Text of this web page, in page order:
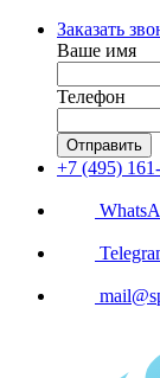
Заказать
Ваше имя
Телефон
Отправить
+7 (495)